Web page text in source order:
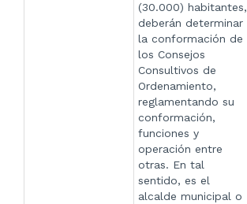
(30.000) habitantes,
deberán determinar
la conformación de
los Consejos
Consultivos de
Ordenamiento,
reglamentando su
conformación,
funciones y
operación entre
otras. En tal
sentido, es el
alcalde municipal o